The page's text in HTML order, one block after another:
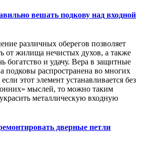
вешать подкову над входной
различных оберегов позволяет
от жилища нечистых духов, а также
богатство и удачу. Вера в защитные
подковы распространена во многих
этот элемент устанавливается без
мыслей, то можно таким
металлическую входную
дверные петли